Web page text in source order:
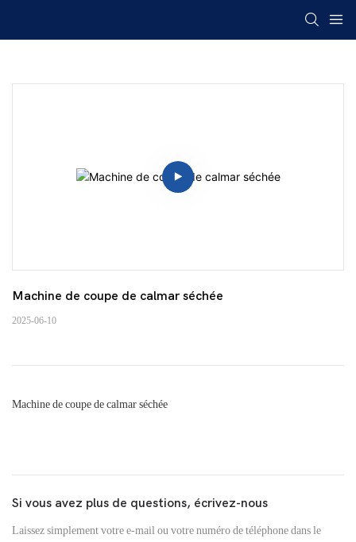
Machine de coupe de calmar séchée
2025-06-10
Machine de coupe de calmar séchée
Si vous avez plus de questions, écrivez-nous
Laissez simplement votre e-mail ou votre numéro de téléphone dans le